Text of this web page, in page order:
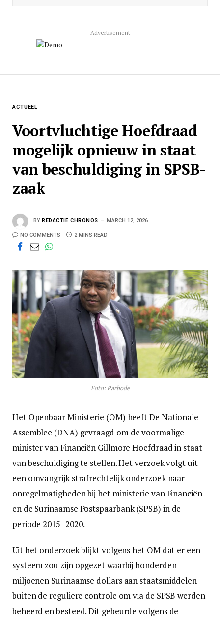
Advertisement
ACTUEEL
Voortvluchtige Hoefdraad
mogelijk opnieuw in staat
van beschuldiging in SPSB-
zaak
BY REDACTIE CHRONOS MARCH 12, 2026
NO COMMENTS 2 MINS READ
Foto: Parbode
Het Openbaar Ministerie (OM) heeft De Nationale
Assemblee (DNA) gevraagd om de voormalige
minister van Financiën Gillmore Hoefdraad in staat
van beschuldiging te stellen. Het verzoek volgt uit
een omvangrijk strafrechtelijk onderzoek naar
onregelmatigheden bij het ministerie van Financiën
en de Surinaamse Postspaarbank (SPSB) in de
periode 2015–2020.
Uit het onderzoek blijkt volgens het OM dat er een
systeem zou zijn opgezet waarbij honderden
miljoenen Surinaamse dollars aan staatsmiddelen
buiten de reguliere controle om via de SPSB werden
beheerd en besteed. Dit gebeurde volgens de